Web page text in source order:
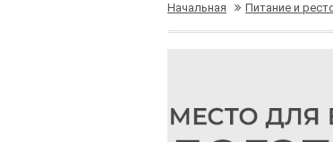
Начальная Питание и